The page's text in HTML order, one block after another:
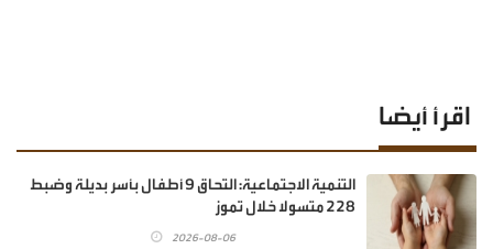
اقرأ أيضا
‏التنمية الاجتماعية: التحاق 9 أطفال بأسر بديلة وضبط
228 متسولا خلال تموز
2026-08-06